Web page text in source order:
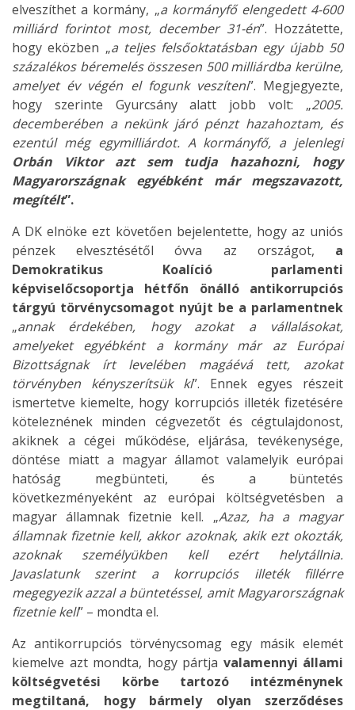
elveszíthet a kormány, „a kormányfő elengedett 4-600
milliárd forintot most, december 31-én”. Hozzátette,
hogy eközben „a teljes felsőoktatásban egy újabb 50
százalékos béremelés összesen 500 milliárdba kerülne,
amelyet év végén el fogunk veszíteni”. Megjegyezte,
hogy szerinte Gyurcsány alatt jobb volt: „2005.
decemberében a nekünk járó pénzt hazahoztam, és
ezentúl még egymilliárdot. A kormányfő, a jelenlegi
Orbán Viktor azt sem tudja hazahozni, hogy
Magyarországnak egyébként már megszavazott,
megítélt”.
A DK elnöke ezt követően bejelentette, hogy az uniós
pénzek elvesztésétől óvva az országot, a
Demokratikus Koalíció parlamenti
képviselőcsoportja hétfőn önálló antikorrupciós
tárgyú törvénycsomagot nyújt be a parlamentnek
„annak érdekében, hogy azokat a vállalásokat,
amelyeket egyébként a kormány már az Európai
Bizottságnak írt levelében magáévá tett, azokat
törvényben kényszerítsük ki”. Ennek egyes részeit
ismertetve kiemelte, hogy korrupciós illeték fizetésére
köteleznének minden cégvezetőt és cégtulajdonost,
akiknek a cégei működése, eljárása, tevékenysége,
döntése miatt a magyar államot valamelyik európai
hatóság megbünteti, és a büntetés
következményeként az európai költségvetésben a
magyar államnak fizetnie kell. „Azaz, ha a magyar
államnak fizetnie kell, akkor azoknak, akik ezt okozták,
azoknak személyükben kell ezért helytállnia.
Javaslatunk szerint a korrupciós illeték fillérre
megegyezik azzal a büntetéssel, amit Magyarországnak
fizetnie kell” – mondta el.
Az antikorrupciós törvénycsomag egy másik elemét
kiemelve azt mondta, hogy pártja valamennyi állami
költségvetési körbe tartozó intézménynek
megtiltaná, hogy bármely olyan szerződéses